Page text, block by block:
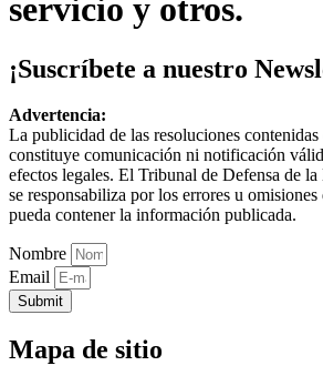
servicio y otros.
¡Suscríbete a nuestro
Advertencia:
La publicidad de las resoluciones contenidas
constituye comunicación ni notificación
efectos legales. El Tribunal de Defensa de
se responsabiliza por los errores u
pueda contener la información publicada.
Nombre
Email
Submit
Mapa de sitio